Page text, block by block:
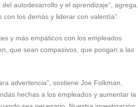
autodesarrollo y el aprendizaje”, agrega.
los demás y liderar con valentía”.
y más empáticos con los empleados
que sean compasivos, que pongan a las
advertencia”, sostiene Joe Folkman,
hechas a los empleados y aumentar la